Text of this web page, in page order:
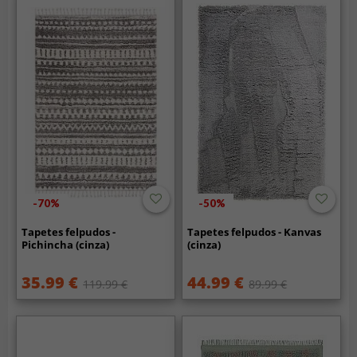
-70%
Tapetes felpudos -
Pichincha (cinza)
35.99 € 119.99 €
-50%
Tapetes felpudos - Kanvas
(cinza)
44.99 € 89.99 €